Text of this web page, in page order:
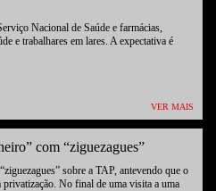
Nacional de Saúde e farmácias,
e trabalhares em lares. A expectativa é
VER MAIS
com “ziguezagues”
sobre a TAP, antevendo que o
No final de uma visita a uma